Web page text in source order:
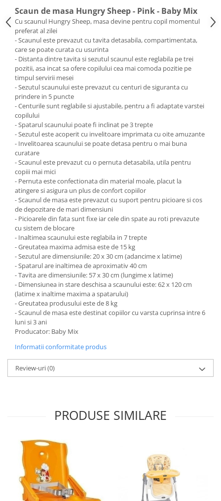
Covoare copii
Dulap si cutii depozitare jucarii
Fotolii copii
Lampi de veghe
Mobilier Birou
Sac de dormit copii
Sac de dormit 60 cm
Sac de dormit 70 cm
Sac de dormit 80 cm
Sac de dormit 90 cm
Sac de dormit 100 cm
Sac de dormit 110 cm
Sac de dormit 120 cm
Sac de dormit 130 cm
Sac de dormit 140 cm
Sac de dormit 150 cm
Sac de dormit tineret
Saltele de infasat
Biciclete,Triciclete, Masinute,
Tractorase, Role
Triciclete copii si adulti
Biciclete copii si adulti
Biciclete copii cu roti 10 inch (2-4
ani)
Biciclete copii cu roti 12 inch (3-6
ani)
ani)
Biciclete copii cu roti 16 inch (4-9
Biciclete cu roti 24 inch
Biciclete cu roti 27 inch
Biciclete cu roti 28 inch
Biciclete fara pedale
Casca protectie copii
Karturi si masinute cu pedale
Scaun de masa Hungry Sheep - Pink - Baby Mix
Cu scaunul Hungry Sheep, masa devine pentru copil momentul
preferat al zilei
- Scaunul este prevazut cu tavita detasabila, compartimentata,
care se poate curata cu usurinta
- Distanta dintre tavita si sezutul scaunul este reglabila pe trei
pozitii, asa incat sa ofere copilului cea mai comoda pozitie pe
timpul servirii mesei
- Sezutul scaunului este prevazut cu centuri de siguranta cu
prindere in 5 puncte
- Centurile sunt reglabile si ajustabile, pentru a fi adaptate varstei
copilului
- Spatarul scaunului poate fi inclinat pe 3 trepte
- Sezutul este acoperit cu invelitoare imprimata cu oite amuzante
- Invelitoarea scaunului se poate detasa pentru o mai buna
curatare
- Scaunul este prevazut cu o pernuta detasabila, utila pentru
copiii mai mici
- Pernuta este confectionata din material moale, placut la
atingere si asigura un plus de confort copiilor
- Scaunul de masa este prevazut cu suport pentru picioare si cos
de depozitare de mari dimensiuni
- Picioarele din fata sunt fixe iar cele din spate au roti prevazute
cu sistem de blocare
- Inaltimea scaunului este reglabila in 7 trepte
- Greutatea maxima admisa este de 15 kg
- Sezutul are dimensiunile: 20 x 30 cm (adancime x latime)
- Spatarul are inaltimea de aproximativ 40 cm
- Tavita are dimensiunile: 57 x 30 cm (lungime x latime)
- Dimensiunea in stare deschisa a scaunului este: 62 x 120 cm
(latime x inaltime maxima a spatarului)
- Greutatea produsului este de 8 kg
- Scaunul de masa este destinat copiilor cu varsta cuprinsa intre 6
luni si 3 ani
Producator: Baby Mix
Informatii conformitate produs
Review-uri(0)
PRODUSE SIMILARE